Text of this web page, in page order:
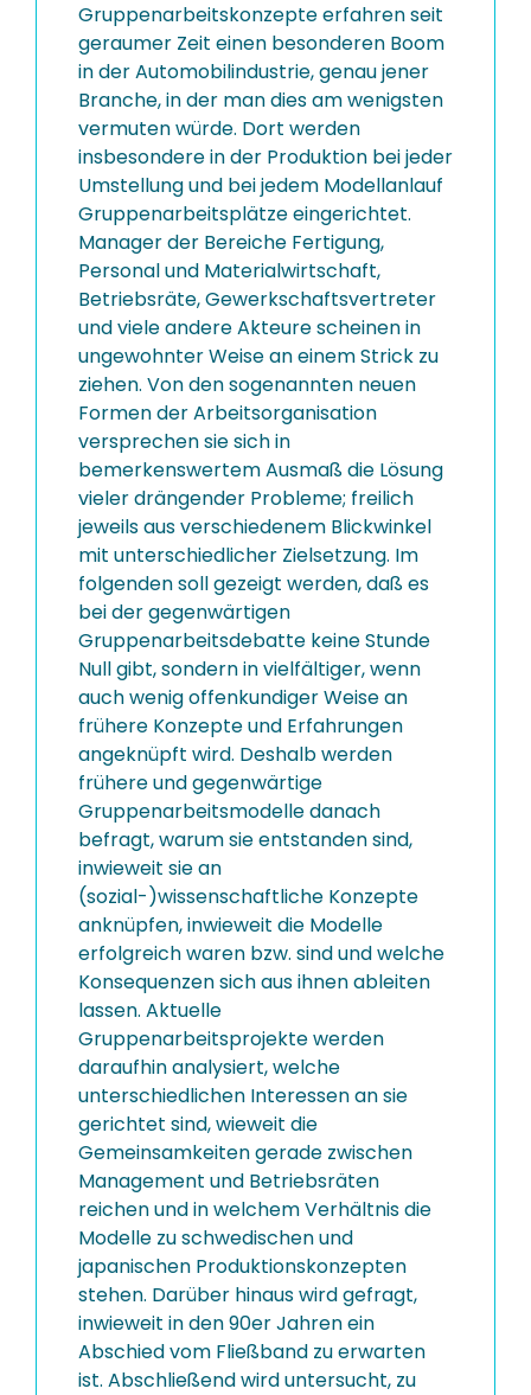
Gruppenarbeitskonzepte erfahren seit
geraumer Zeit einen besonderen Boom
in der Automobilindustrie, genau jener
Branche, in der man dies am wenigsten
vermuten würde. Dort werden
insbesondere in der Produktion bei jeder
Umstellung und bei jedem Modellanlauf
Gruppenarbeitsplätze eingerichtet.
Manager der Bereiche Fertigung,
Personal und Materialwirtschaft,
Betriebsräte, Gewerkschaftsvertreter
und viele andere Akteure scheinen in
ungewohnter Weise an einem Strick zu
ziehen. Von den sogenannten neuen
Formen der Arbeitsorganisation
versprechen sie sich in
bemerkenswertem Ausmaß die Lösung
vieler drängender Probleme; freilich
jeweils aus verschiedenem Blickwinkel
mit unterschiedlicher Zielsetzung. Im
folgenden soll gezeigt werden, daß es
bei der gegenwärtigen
Gruppenarbeitsdebatte keine Stunde
Null gibt, sondern in vielfältiger, wenn
auch wenig offenkundiger Weise an
frühere Konzepte und Erfahrungen
angeknüpft wird. Deshalb werden
frühere und gegenwärtige
Gruppenarbeitsmodelle danach
befragt, warum sie entstanden sind,
inwieweit sie an
(sozial-)wissenschaftliche Konzepte
anknüpfen, inwieweit die Modelle
erfolgreich waren bzw. sind und welche
Konsequenzen sich aus ihnen ableiten
lassen. Aktuelle
Gruppenarbeitsprojekte werden
daraufhin analysiert, welche
unterschiedlichen Interessen an sie
gerichtet sind, wieweit die
Gemeinsamkeiten gerade zwischen
Management und Betriebsräten
reichen und in welchem Verhältnis die
Modelle zu schwedischen und
japanischen Produktionskonzepten
stehen. Darüber hinaus wird gefragt,
inwieweit in den 90er Jahren ein
Abschied vom Fließband zu erwarten
ist. Abschließend wird untersucht, zu